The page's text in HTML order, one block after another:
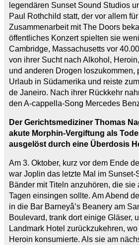
legendären Sunset Sound Studios
Paul Rothchild statt, der vor allem
Zusammenarbeit mit The Doors
öffentliches Konzert spielten sie
Cambridge, Massachusetts vor
von ihrer Sucht nach Alkohol,
und anderen Drogen loszukommen,
Urlaub in Südamerika und reiste
de Janeiro. Nach ihrer Rückkehr
den A-cappella-Song Mercedes
Der Gerichtsmediziner Thomas
akute Morphin-Vergiftung als
ausgelöst durch eine Überdosis
Am 3. Oktober, kurz vor dem Ende
war Joplin das letzte Mal im Sunset-
Bänder mit Titeln anzuhören, die sie
Tagen einsingen sollte. Am Abend
in die Bar Barneyâ’s Beanery am
Boulevard, trank dort einige Gläser,
Landmark Hotel zurückzukehren,
Heroin konsumierte. Als sie am